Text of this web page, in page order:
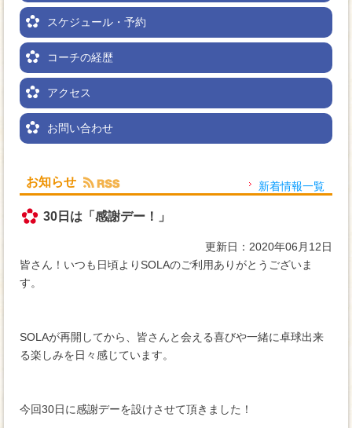
スケジュール・予約
コーチの経歴
アクセス
お問い合わせ
お知らせ 新着情報一覧
30日は「感謝デー！」
更新日：2020年06月12日
皆さん！いつも日頃よりSOLAのご利用ありがとうございま
す。
SOLAが再開してから、皆さんと会える喜びや一緒に卓球出来
る楽しみを日々感じています。
今回30日に感謝デーを設けさせて頂きました！